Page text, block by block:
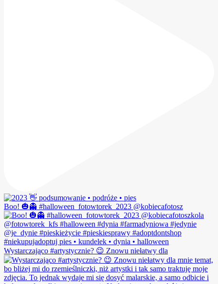
Boo! 🎃👻 #halloween_fotowtorek_2023 @kobiecafotosz
Wystarczająco #artystycznie? 😉 Znowu niełatwy dla